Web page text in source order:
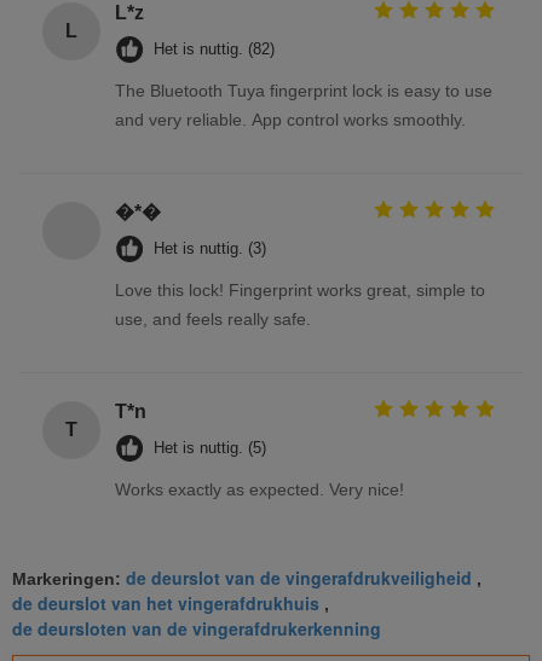
L
L*z
Het is nuttig. (82)
The Bluetooth Tuya fingerprint lock is easy to use
and very reliable. App control works smoothly.
�*�
Het is nuttig. (3)
Love this lock! Fingerprint works great, simple to
use, and feels really safe.
T
T*n
Het is nuttig. (5)
Works exactly as expected. Very nice!
Markeringen: de deurslot van de vingerafdrukveiligheid ,
de deurslot van het vingerafdrukhuis ,
de deursloten van de vingerafdrukerkenning